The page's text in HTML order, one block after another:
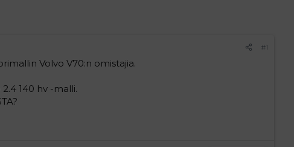
#1
Volvo V70:n omistajia.
140 hv -malli.